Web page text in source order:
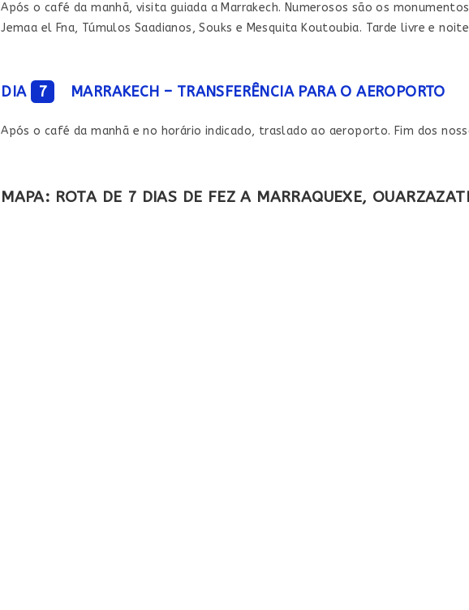
Após o café da manhã, visita guiada a Marrakech. Numerosos são os
Jemaa el Fna, Túmulos Saadianos, Souks e Mesquita Koutoubia. Tarde livre e
DIA 7 MARRAKECH – TRANSFERÊNCIA PARA O AEROPORTO
Após o café da manhã e no horário indicado, traslado ao aeroporto. Fim dos
MAPA: ROTA DE 7 DIAS DE FEZ A MARRAQUEXE,